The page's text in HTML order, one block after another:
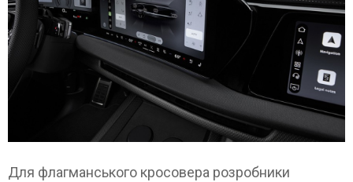
Для флагманського кросовера розробники